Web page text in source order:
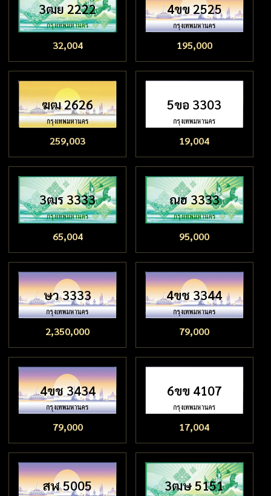
3ฒย 2222
32,004
4ขข 2525
195,000
ฆฒ 2626
259,003
5ขอ 3303
19,004
3ฒร 3333
65,004
ณฮ 3333
95,000
ษว 3333
2,350,000
4ขช 3344
79,000
4ขช 3434
79,000
6ขข 4107
17,004
สฬ 5005 3ฒษ 5151